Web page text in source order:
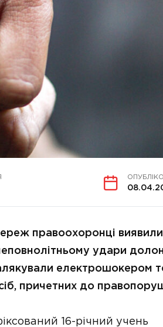
правоохоронці
удари
електрошокером
причетних до
16-річний учень